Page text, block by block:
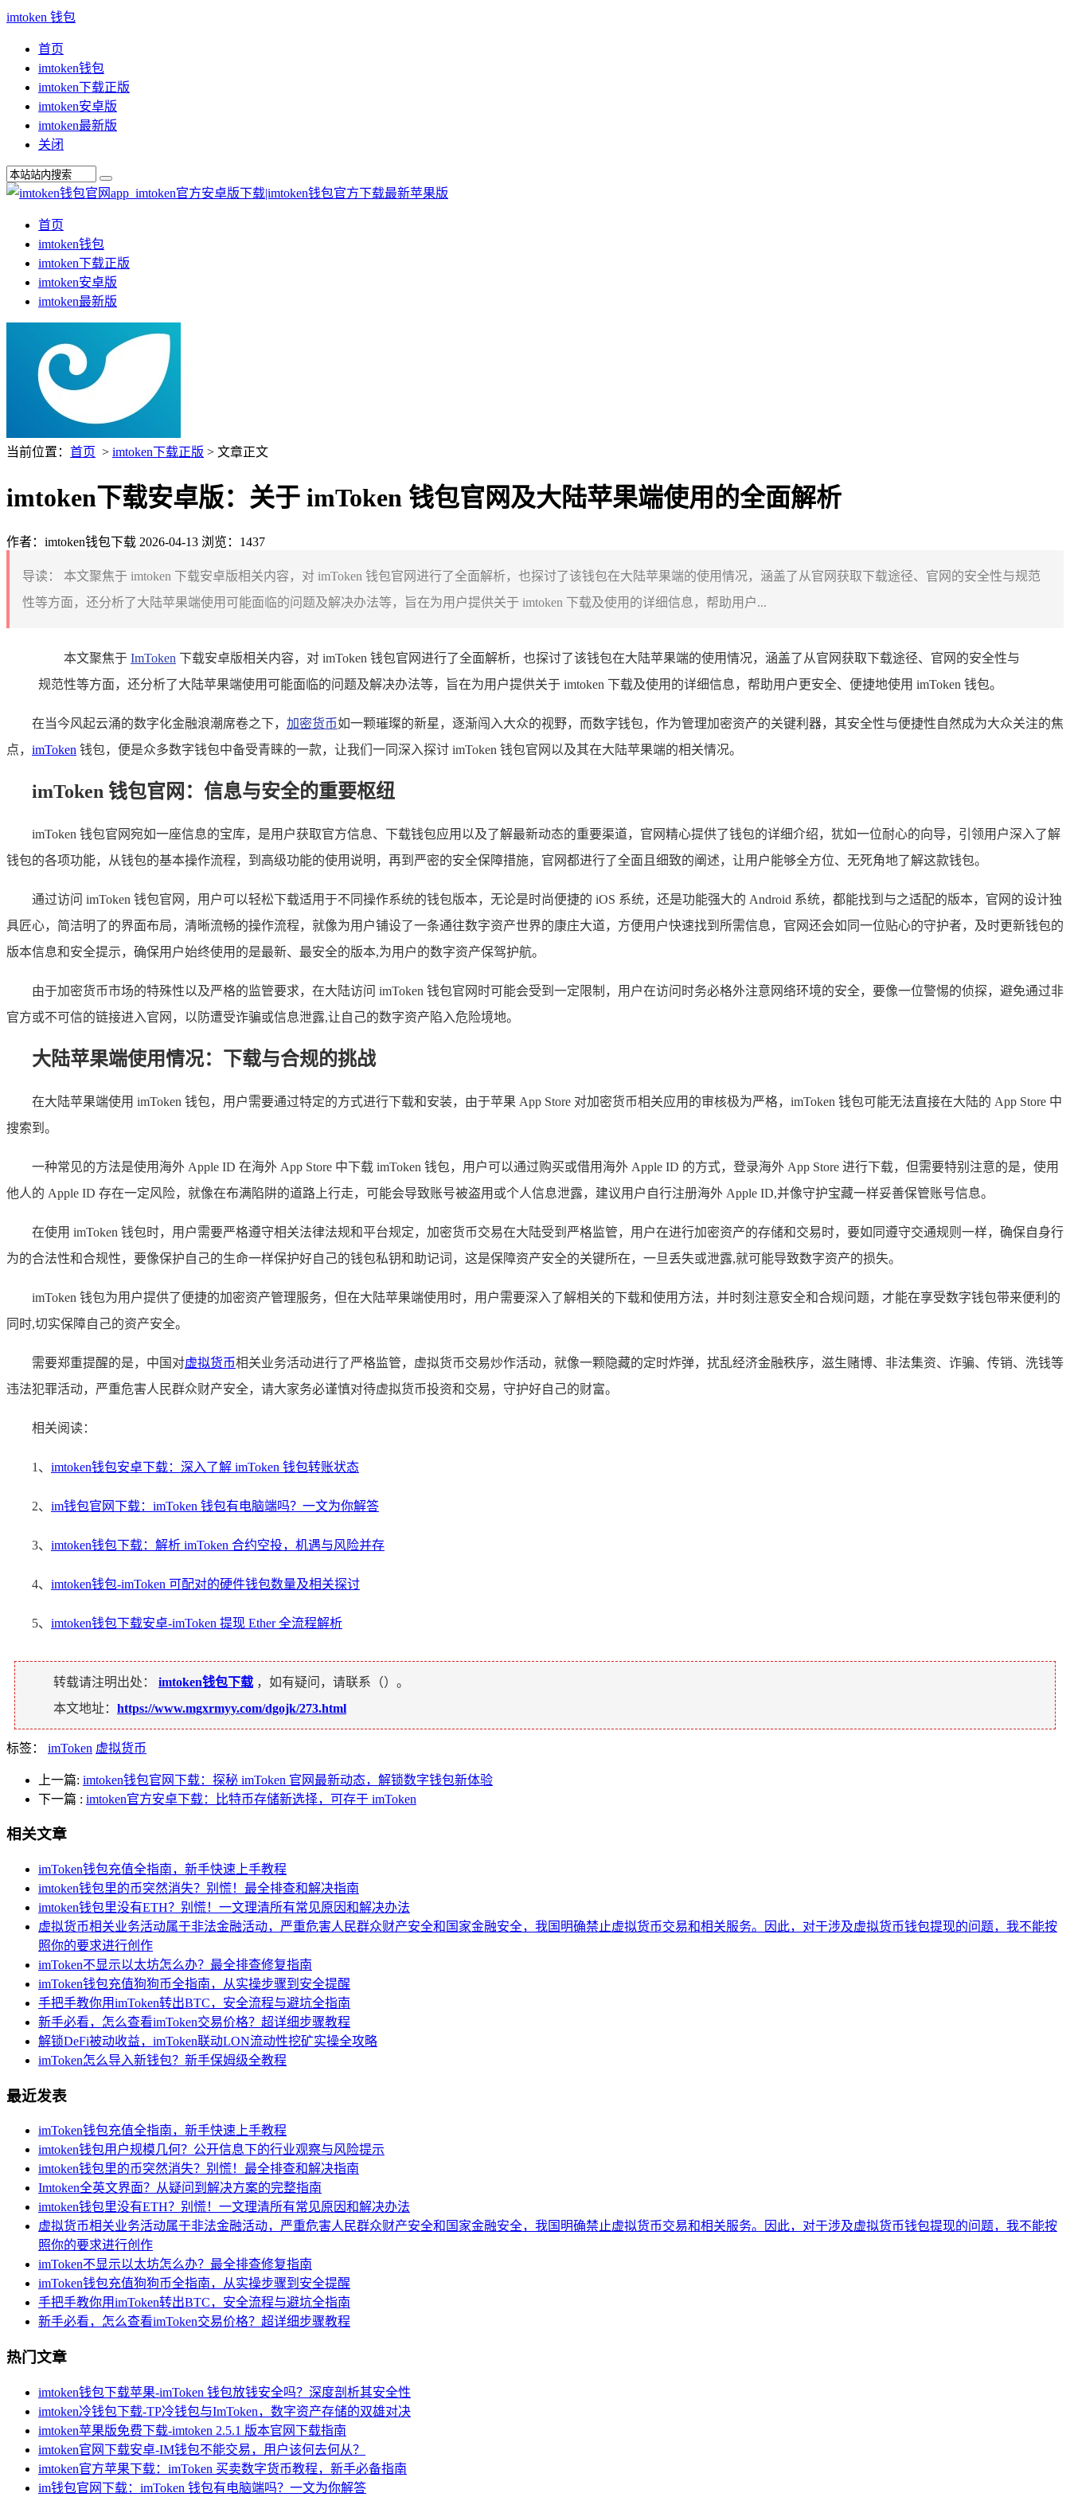
imtoken 钱包
首页
imtoken钱包
imtoken下载正版
imtoken安卓版
imtoken最新版
关闭
首页
imtoken钱包
imtoken下载正版
imtoken安卓版
imtoken最新版
当前位置： 首页 > imtoken下载正版 > 文章正文
imtoken下载安卓版：关于 imToken 钱包官网及大陆苹果端使用的全面解析
作者：imtoken钱包下载 2026-04-13 浏览：1437
导读：
本文聚焦于 imtoken 下载安卓版相关内容，对 imToken 钱包官网进行了全面解析，也探讨了该钱包在大陆苹果端的使用情况，涵盖了从官网获取下载途径、官网的安全性与规范
性等方面，还分析了大陆苹果端使用可能面临的问题及解决办法等，旨在为用户提供关于 imtoken 下载及使用的详细信息，帮助用户...
本文聚焦于 ImToken 下载安卓版相关内容，对 imToken 钱包官网进行了全面解析，也探讨了该钱包在大陆苹果端的使用情况，涵盖了从官网获取下载途径、官网的安全性与
规范性等方面，还分析了大陆苹果端使用可能面临的问题及解决办法等，旨在为用户提供关于 imtoken 下载及使用的详细信息，帮助用户更安全、便捷地使用 imToken 钱包。
在当今风起云涌的数字化金融浪潮席卷之下， 加密货币如一颗璀璨的新星，逐渐闯入大众的视野，而数字钱包，作为管理加密资产的关键利器，其安全性与便捷性自然成为大众关注的焦
点， imToken 钱包，便是众多数字钱包中备受青睐的一款，让我们一同深入探讨 imToken 钱包官网以及其在大陆苹果端的相关情况。
imToken 钱包官网：信息与安全的重要枢纽
imToken 钱包官网宛如一座信息的宝库，是用户获取官方信息、下载钱包应用以及了解最新动态的重要渠道，官网精心提供了钱包的详细介绍，犹如一位耐心的向导，引领用户深入了解
钱包的各项功能，从钱包的基本操作流程，到高级功能的使用说明，再到严密的安全保障措施，官网都进行了全面且细致的阐述，让用户能够全方位、无死角地了解这款钱包。
通过访问 imToken 钱包官网，用户可以轻松下载适用于不同操作系统的钱包版本，无论是时尚便捷的 iOS 系统，还是功能强大的 Android 系统，都能找到与之适配的版本，官网的设计独
具匠心，简洁明了的界面布局，清晰流畅的操作流程，就像为用户铺设了一条通往数字资产世界的康庄大道，方便用户快速找到所需信息，官网还会如同一位贴心的守护者，及时更新钱包的
版本信息和安全提示，确保用户始终使用的是最新、最安全的版本,为用户的数字资产保驾护航。
由于加密货币市场的特殊性以及严格的监管要求，在大陆访问 imToken 钱包官网时可能会受到一定限制，用户在访问时务必格外注意网络环境的安全，要像一位警惕的侦探，避免通过非
官方或不可信的链接进入官网，以防遭受诈骗或信息泄露,让自己的数字资产陷入危险境地。
大陆苹果端使用情况：下载与合规的挑战
在大陆苹果端使用 imToken 钱包，用户需要通过特定的方式进行下载和安装，由于苹果 App Store 对加密货币相关应用的审核极为严格，imToken 钱包可能无法直接在大陆的 App Store 中
搜索到。
一种常见的方法是使用海外 Apple ID 在海外 App Store 中下载 imToken 钱包，用户可以通过购买或借用海外 Apple ID 的方式，登录海外 App Store 进行下载，但需要特别注意的是，使用
他人的 Apple ID 存在一定风险，就像在布满陷阱的道路上行走，可能会导致账号被盗用或个人信息泄露，建议用户自行注册海外 Apple ID,并像守护宝藏一样妥善保管账号信息。
在使用 imToken 钱包时，用户需要严格遵守相关法律法规和平台规定，加密货币交易在大陆受到严格监管，用户在进行加密资产的存储和交易时，要如同遵守交通规则一样，确保自身行
为的合法性和合规性，要像保护自己的生命一样保护好自己的钱包私钥和助记词，这是保障资产安全的关键所在，一旦丢失或泄露,就可能导致数字资产的损失。
imToken 钱包为用户提供了便捷的加密资产管理服务，但在大陆苹果端使用时，用户需要深入了解相关的下载和使用方法，并时刻注意安全和合规问题，才能在享受数字钱包带来便利的
同时,切实保障自己的资产安全。
需要郑重提醒的是，中国对虚拟货币相关业务活动进行了严格监管，虚拟货币交易炒作活动，就像一颗隐藏的定时炸弹，扰乱经济金融秩序，滋生赌博、非法集资、诈骗、传销、洗钱等
违法犯罪活动，严重危害人民群众财产安全，请大家务必谨慎对待虚拟货币投资和交易，守护好自己的财富。
相关阅读：
1、 imtoken钱包安卓下载：深入了解 imToken 钱包转账状态
2、 im钱包官网下载：imToken 钱包有电脑端吗？一文为你解答
3、 imtoken钱包下载：解析 imToken 合约空投，机遇与风险并存
4、 imtoken钱包-imToken 可配对的硬件钱包数量及相关探讨
5、 imtoken钱包下载安卓-imToken 提现 Ether 全流程解析
转载请注明出处： imtoken钱包下载 ，如有疑问，请联系（）。
本文地址： https://www.mgxrmyy.com/dgojk/273.html
标签： imToken 虚拟货币
上一篇: imtoken钱包官网下载：探秘 imToken 官网最新动态，解锁数字钱包新体验
下一篇 : imtoken官方安卓下载：比特币存储新选择，可存于 imToken
相关文章
imToken钱包充值全指南，新手快速上手教程
imtoken钱包里的币突然消失？别慌！最全排查和解决指南
imtoken钱包里没有ETH？别慌！一文理清所有常见原因和解决办法
虚拟货币相关业务活动属于非法金融活动，严重危害人民群众财产安全和国家金融安全，我国明确禁止虚拟货币交易和相关服务。因此，对于涉及虚拟货币钱包提现的问题，我不能按
照你的要求进行创作
imToken不显示以太坊怎么办？最全排查修复指南
imToken钱包充值狗狗币全指南，从实操步骤到安全提醒
手把手教你用imToken转出BTC，安全流程与避坑全指南
新手必看，怎么查看imToken交易价格？超详细步骤教程
解锁DeFi被动收益，imToken联动LON流动性挖矿实操全攻略
imToken怎么导入新钱包？新手保姆级全教程
最近发表
imToken钱包充值全指南，新手快速上手教程
imtoken钱包用户规模几何？公开信息下的行业观察与风险提示
imtoken钱包里的币突然消失？别慌！最全排查和解决指南
Imtoken全英文界面？从疑问到解决方案的完整指南
imtoken钱包里没有ETH？别慌！一文理清所有常见原因和解决办法
虚拟货币相关业务活动属于非法金融活动，严重危害人民群众财产安全和国家金融安全，我国明确禁止虚拟货币交易和相关服务。因此，对于涉及虚拟货币钱包提现的问题，我不能按
照你的要求进行创作
imToken不显示以太坊怎么办？最全排查修复指南
imToken钱包充值狗狗币全指南，从实操步骤到安全提醒
手把手教你用imToken转出BTC，安全流程与避坑全指南
新手必看，怎么查看imToken交易价格？超详细步骤教程
热门文章
imtoken钱包下载苹果-imToken 钱包放钱安全吗？深度剖析其安全性
imtoken冷钱包下载-TP冷钱包与ImToken，数字资产存储的双雄对决
imtoken苹果版免费下载-imtoken 2.5.1 版本官网下载指南
imtoken官网下载安卓-IM钱包不能交易，用户该何去何从？
imtoken官方苹果下载：imToken 买卖数字货币教程，新手必备指南
im钱包官网下载：imToken 钱包有电脑端吗？一文为你解答